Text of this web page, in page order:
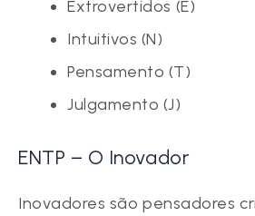
Extrovertidos (E)
Intuitivos (N)
Pensamento (T)
Julgamento (J)
ENTP – O Inovador
Inovadores são pensadores